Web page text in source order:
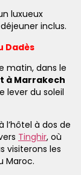
inclus.
Dadès
à Marrakech
lever du soleil
Tinghir, où
visiterons les
Maroc.